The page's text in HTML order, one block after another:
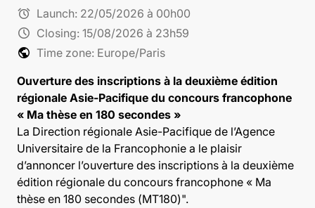
alarm Launch: 22/05/2026 à 00h00
schedule Closing: 15/08/2026 à 23h59
public Time zone: Europe/Paris
Ouverture des inscriptions à la deuxième édition
régionale Asie-Pacifique du concours francophone
« Ma thèse en 180 secondes »
La Direction régionale Asie-Pacifique de l’Agence
Universitaire de la Francophonie a le plaisir
d’annoncer l’ouverture des inscriptions à la deuxième
édition régionale du concours francophone « Ma
thèse en 180 secondes (MT180)".